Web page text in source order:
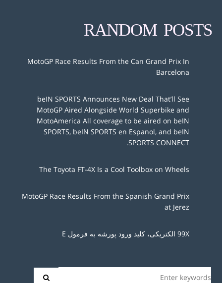
RANDOM POSTS
MotoGP Race Results From the Can Grand Prix In
Barcelona
beIN SPORTS Announces New Deal That’ll See
MotoGP Aired Alongside World Superbike and
MotoAmerica All coverage to be aired on beIN
SPORTS, beIN SPORTS en Espanol, and beIN
SPORTS CONNECT.
The Toyota FT-4X Is a Cool Toolbox on Wheels
MotoGP Race Results From the Spanish Grand Prix
at Jerez
99X الکتریکی، کلید ورود پورشه به فرمول E